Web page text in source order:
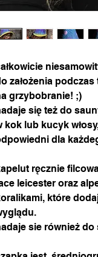
założenia
grzybobranie! ;)
się też do
kok lub kucyk
dla
ręcznie
leicester oraz
które
sie również do